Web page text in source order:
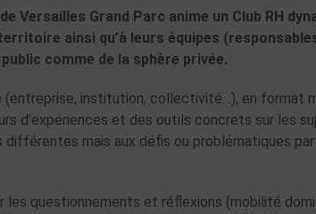
Versailles Grand Parc anime un Club RH
ainsi qu’à leurs équipes
comme de la sphère privée.
(entreprise, institution, collectivité…), en format
d’expériences et des outils concrets sur les
mais aux défis ou problématiques
les questionnements et réflexions (mobilité